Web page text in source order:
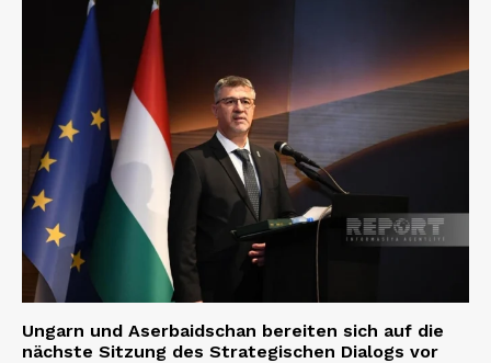
Ungarn und Aserbaidschan bereiten sich auf die
nächste Sitzung des Strategischen Dialogs vor